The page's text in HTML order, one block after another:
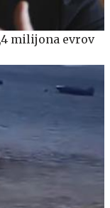
milijona evrov